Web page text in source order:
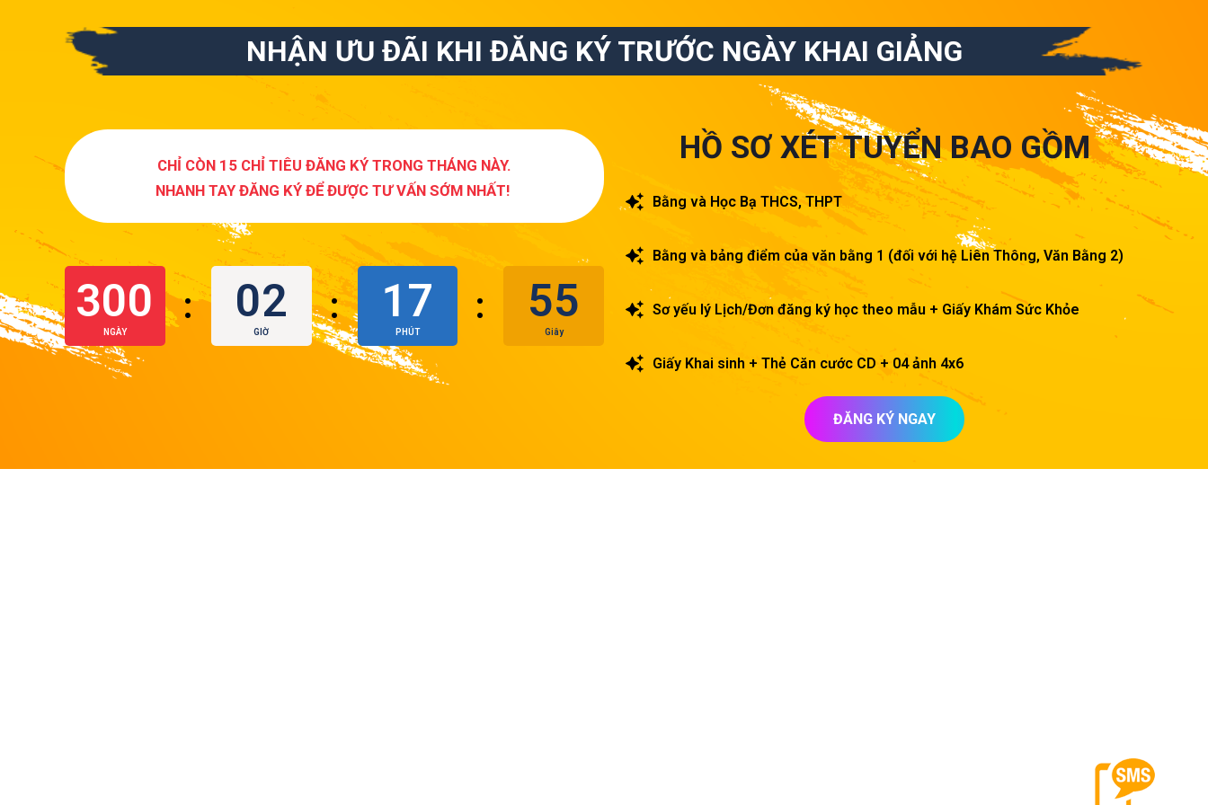
NHẬN ƯU ĐÃI KHI ĐĂNG KÝ TRƯỚC NGÀY KHAI GIẢNG
CHỈ CÒN 15 CHỈ TIÊU ĐĂNG KÝ TRONG THÁNG NÀY.
NHANH TAY ĐĂNG KÝ ĐỂ ĐƯỢC TƯ VẤN SỚM NHẤT!
300
NGÀY
: 02
GIỜ
: 17
PHÚT
: 55
Giây
HỒ SƠ XÉT TUYỂN BAO GỒM
Bằng và Học Bạ THCS, THPT
Bằng và bảng điểm của văn bằng 1 (đối với hệ Liên Thông, Văn Bằng 2)
Sơ yếu lý Lịch/Đơn đăng ký học theo mẫu + Giấy Khám Sức Khỏe
Giấy Khai sinh + Thẻ Căn cước CD + 04 ảnh 4x6
ĐĂNG KÝ NGAY